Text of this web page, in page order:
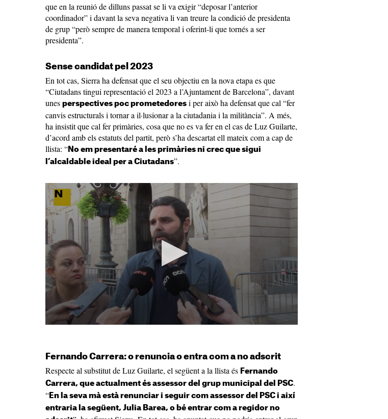
que en la reunió de dilluns passat se li va exigir “deposar l’anterior
coordinador” i davant la seva negativa li van treure la condició de presidenta
de grup “però sempre de manera temporal i oferint-li que tornés a ser
presidenta”.
Sense candidat pel 2023
En tot cas, Sierra ha defensat que el seu objectiu en la nova etapa es que
“Ciutadans tingui representació el 2023 a l’Ajuntament de Barcelona”, davant
unes perspectives poc prometedores i per això ha defensat que cal “fer
canvis estructurals i tornar a il·lusionar a la ciutadania i la militància”. A més,
ha insistit que cal fer primàries, cosa que no es va fer en el cas de Luz Guilarte,
d’acord amb els estatuts del partit, però s’ha descartat ell mateix com a cap de
llista: “ No em presentaré a les primàries ni crec que sigui
l’alcaldable ideal per a Ciutadans”.
Fernando Carrera: o renuncia o entra com a no adscrit
Respecte al substitut de Luz Guilarte, el següent a la llista és Fernando
Carrera, que actualment és assessor del grup municipal del PSC.
“ En la seva mà està renunciar i seguir com assessor del PSC i així
entraria la següent, Julia Barea, o bé entrar com a regidor no